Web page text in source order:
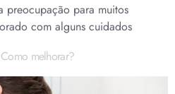
preocupação para muitos
com alguns cuidados
melhorar?